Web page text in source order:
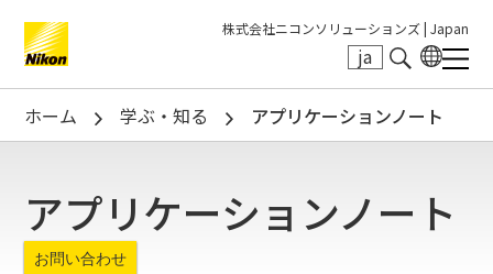
株式会社ニコンソリューションズ | Japan
ja
Search keyword(s)
ホーム 学ぶ・知る アプリケーションノート
アプリケーションノート
お問い合わせ